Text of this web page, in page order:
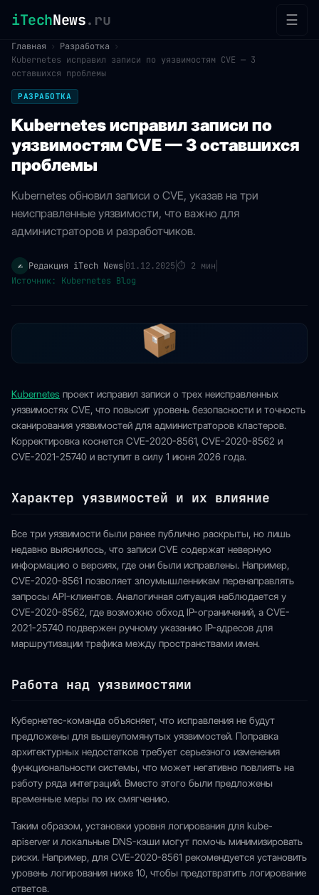
iTechNews.ru ☰
Главная › Разработка
›
Kubernetes исправил записи по уязвимостям CVE — 3
оставшихся проблемы
РАЗРАБОТКА
Kubernetes исправил записи по
уязвимостям CVE — 3 оставшихся
проблемы
Kubernetes обновил записи о CVE, указав на три
неисправленные уязвимости, что важно для
администраторов и разработчиков.
✍️ Редакция iTech News 01.12.2025 ⏱ 2 мин
Источник: Kubernetes Blog
Kubernetes проект исправил записи о трех неисправленных
уязвимостях CVE, что повысит уровень безопасности и точность
сканирования уязвимостей для администраторов кластеров.
Корректировка коснется CVE-2020-8561, CVE-2020-8562 и
CVE-2021-25740 и вступит в силу 1 июня 2026 года.
Характер уязвимостей и их влияние
Все три уязвимости были ранее публично раскрыты, но лишь
недавно выяснилось, что записи CVE содержат неверную
информацию о версиях, где они были исправлены. Например,
CVE-2020-8561 позволяет злоумышленникам перенаправлять
запросы API-клиентов. Аналогичная ситуация наблюдается у
CVE-2020-8562, где возможно обход IP-ограничений, а CVE-
2021-25740 подвержен ручному указанию IP-адресов для
маршрутизации трафика между пространствами имен.
Работа над уязвимостями
Кубернетес-команда объясняет, что исправления не будут
предложены для вышеупомянутых уязвимостей. Поправка
архитектурных недостатков требует серьезного изменения
функциональности системы, что может негативно повлиять на
работу ряда интеграций. Вместо этого были предложены
временные меры по их смягчению.
Таким образом, установки уровня логирования для kube-
apiserver и локальные DNS-кэши могут помочь минимизировать
риски. Например, для CVE-2020-8561 рекомендуется установить
уровень логирования ниже 10, чтобы предотвратить логирование
ответов.